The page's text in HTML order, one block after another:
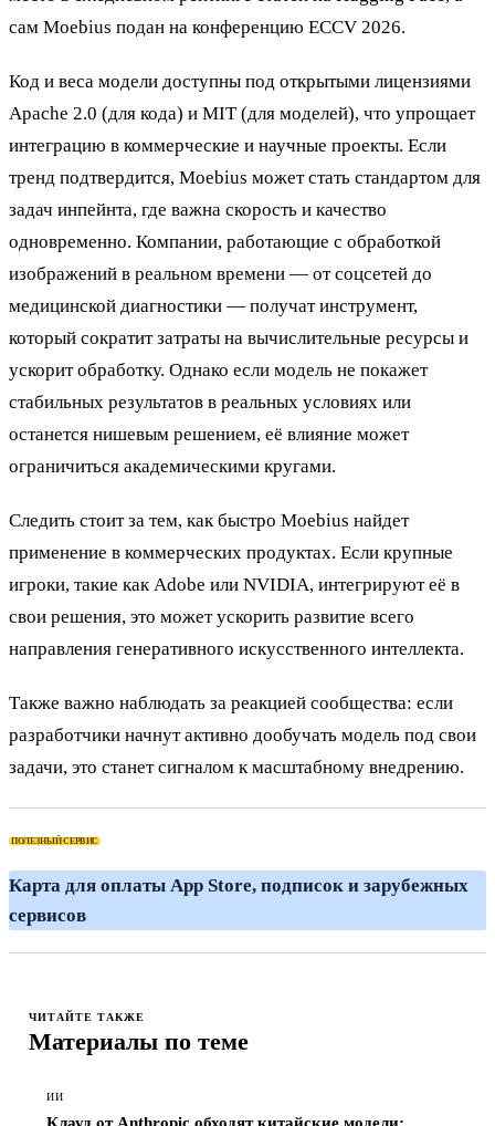
сам Moebius подан на конференцию ECCV 2026.
Код и веса модели доступны под открытыми лицензиями
Apache 2.0 (для кода) и MIT (для моделей), что упрощает
интеграцию в коммерческие и научные проекты. Если
тренд подтвердится, Moebius может стать стандартом для
задач инпейнта, где важна скорость и качество
одновременно. Компании, работающие с обработкой
изображений в реальном времени — от соцсетей до
медицинской диагностики — получат инструмент,
который сократит затраты на вычислительные ресурсы и
ускорит обработку. Однако если модель не покажет
стабильных результатов в реальных условиях или
останется нишевым решением, её влияние может
ограничиться академическими кругами.
Следить стоит за тем, как быстро Moebius найдет
применение в коммерческих продуктах. Если крупные
игроки, такие как Adobe или NVIDIA, интегрируют её в
свои решения, это может ускорить развитие всего
направления генеративного искусственного интеллекта.
Также важно наблюдать за реакцией сообщества: если
разработчики начнут активно дообучать модель под свои
задачи, это станет сигналом к масштабному внедрению.
ПОЛЕЗНЫЙ СЕРВИС
К
Материалы по теме
Клауд от Anthropic обходят китайские модели:
как GLM 5.1 и 5.2 работают быстрее, дешевле и